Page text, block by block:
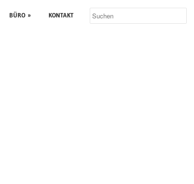
BÜRO » KONTAKT